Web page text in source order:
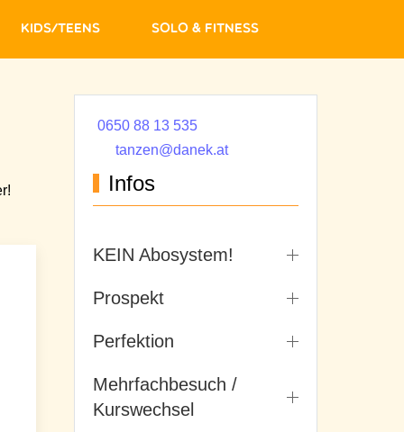
Kids/Teens Solo & Fitness
0650 88 13 535
tanzen@danek.at
Infos
KEIN Abosystem!
Prospekt
Perfektion
Mehrfachbesuch /
Kurswechsel